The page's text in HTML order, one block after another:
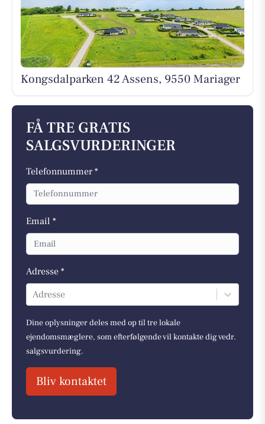
Kongsdalparken 42 Assens, 9550 Mariager
FÅ TRE GRATIS
SALGSVURDERINGER
Telefonnummer *
Email *
Adresse *
Adresse
Dine oplysninger deles med op til tre lokale
ejendomsmæglere, som efterfølgende vil kontakte dig vedr.
salgsvurdering.
Bliv kontaktet